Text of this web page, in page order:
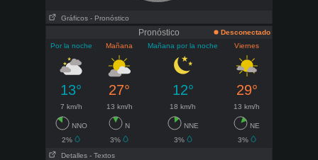
Gráficos - Pronóstico
Pronóstico
Desconectado
Por la noche
Mañana Mañana por la noche Viernes
13° 27° 12° 29°
7 km/h 13 km/h 18 km/h 13 km/h
NNO N NNE
NE
2%
3% 3%
3%
Detalles - Textos